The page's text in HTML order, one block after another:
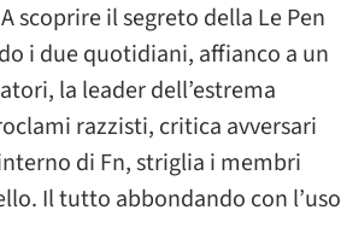
il segreto della Le Pen
i due quotidiani, affianco a un
la leader dell’estrema
razzisti, critica avversari
di Fn, striglia i membri
Il tutto abbondando con l’uso